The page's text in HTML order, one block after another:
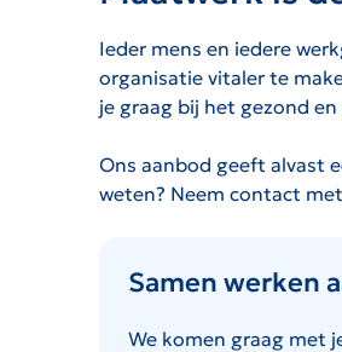
Ieder mens en iedere
organisatie vitaler te
je graag bij het gezond
Ons aanbod geeft alvast
weten? Neem contact
Samen werken
We komen graag met